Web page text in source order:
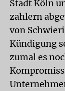
Stadt Köln
zahlern
von
Kündigung
zumal es